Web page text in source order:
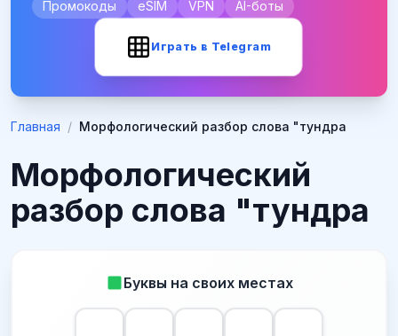
Промокоды eSIM VPN AI-боты
Играть в Telegram
Главная / Морфологический разбор слова "тундра
Морфологический
разбор слова "тундра
Буквы на своих местах